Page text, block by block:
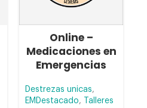
Online –
Medicaciones en
Emergencias
Destrezas unicas,
EMDestacado, Talleres